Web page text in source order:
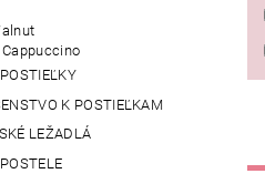
K POSTIEĽKAM
LEŽADLÁ